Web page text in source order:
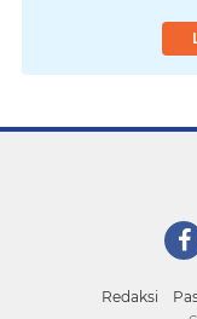
Nobar Final
Redaksi